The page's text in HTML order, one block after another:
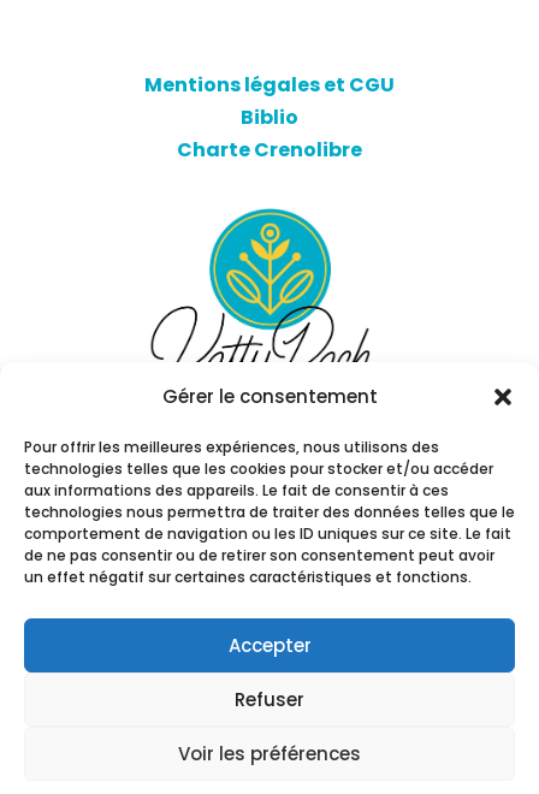
Gérer le consentement
Pour offrir les meilleures expériences, nous utilisons des
technologies telles que les cookies pour stocker et/ou accéder
aux informations des appareils. Le fait de consentir à ces
technologies nous permettra de traiter des données telles que le
comportement de navigation ou les ID uniques sur ce site. Le fait
de ne pas consentir ou de retirer son consentement peut avoir
un effet négatif sur certaines caractéristiques et fonctions.
Accepter
Refuser
Voir les préférences
Mentions légales et CGU
Biblio
Charte Crenolibre
réservés. Communication visuelle par
Forma
2025 – Tous droits réservés |